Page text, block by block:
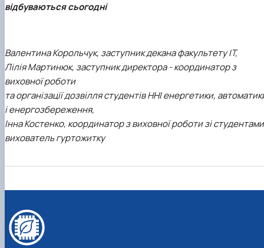
відбуваються сьогодні
Валентина Корольчук, заступник декана факультету ІТ,
Лілія Мартинюк, заступник директора - координатор з
виховної роботи
та організації дозвілля студентів ННІ енергетики,
і енергозбереження,
Інна Костенко, координатор з виховної роботи зі
вихователь гуртожитку